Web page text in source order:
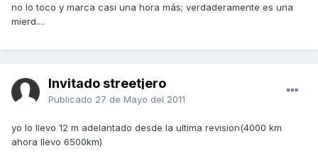
no lo toco y marca casi una hora más; verdaderamente es una
mierd....
Invitado streetjero
Publicado 27 de Mayo del 2011
yo lo llevo 12 m adelantado desde la ultima revision(4000 km
ahora llevo 6500km)